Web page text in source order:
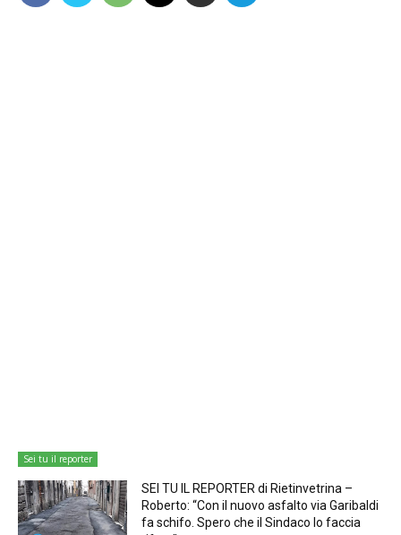
Sei tu il reporter
SEI TU IL REPORTER di Rietinvetrina –
Roberto: “Con il nuovo asfalto via Garibaldi
fa schifo. Spero che il Sindaco lo faccia